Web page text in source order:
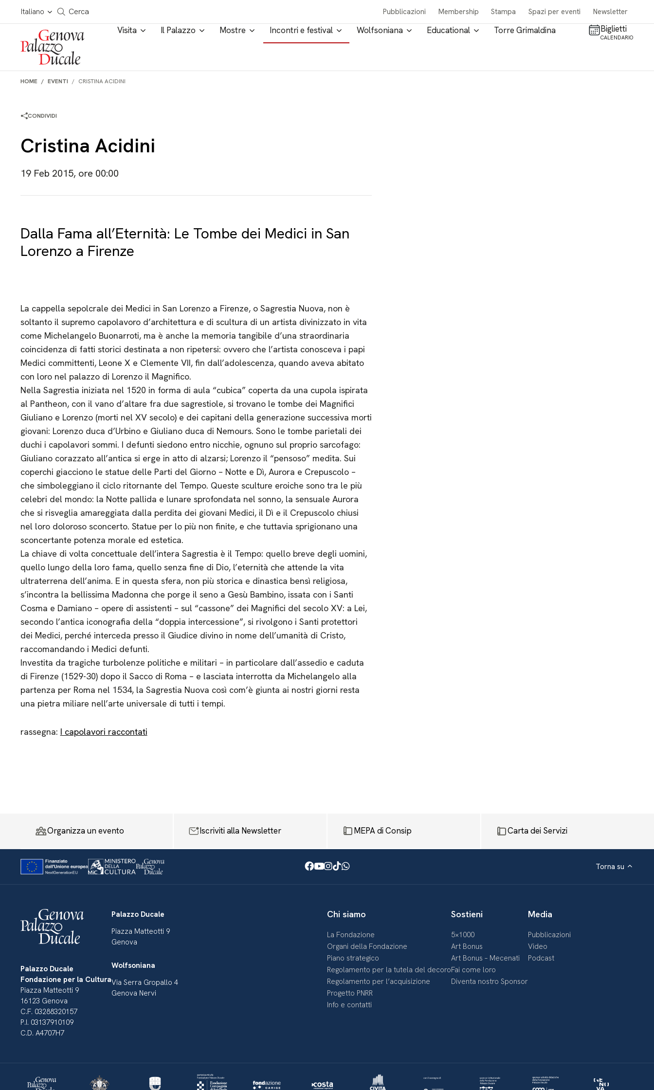
Salta al contenuto
Italiano
Cerca in tutto il sito
Cerca Pubblicazioni Membership Stampa Spazi per eventi Newsletter
Visita Il Palazzo Mostre Incontri e festival Wolfsoniana Educational Torre Grimaldina Biglietti
CALENDARIO
HOME EVENTI CRISTINA ACIDINI
CONDIVIDI
Cristina Acidini
19 Feb 2015, ore 00:00
Dalla Fama all’Eternità: Le Tombe dei Medici in San
Lorenzo a Firenze
La cappella sepolcrale dei Medici in San Lorenzo a Firenze, o Sagrestia Nuova, non è
soltanto il supremo capolavoro d’architettura e di scultura di un artista divinizzato in vita
come Michelangelo Buonarroti, ma è anche la memoria tangibile d’una straordinaria
coincidenza di fatti storici destinata a non ripetersi: ovvero che l’artista conosceva i papi
Medici committenti, Leone X e Clemente VII, fin dall’adolescenza, quando aveva abitato
con loro nel palazzo di Lorenzo il Magnifico.
Nella Sagrestia iniziata nel 1520 in forma di aula “cubica” coperta da una cupola ispirata
al Pantheon, con il vano d’altare fra due sagrestiole, si trovano le tombe dei Magnifici
Giuliano e Lorenzo (morti nel XV secolo) e dei capitani della generazione successiva morti
giovani: Lorenzo duca d’Urbino e Giuliano duca di Nemours. Sono le tombe parietali dei
duchi i capolavori sommi. I defunti siedono entro nicchie, ognuno sul proprio sarcofago:
Giuliano corazzato all’antica si erge in atto di alzarsi; Lorenzo il “pensoso” medita. Sui
coperchi giacciono le statue delle Parti del Giorno – Notte e Dì, Aurora e Crepuscolo –
che simboleggiano il ciclo ritornante del Tempo. Queste sculture eroiche sono tra le più
celebri del mondo: la Notte pallida e lunare sprofondata nel sonno, la sensuale Aurora
che si risveglia amareggiata dalla perdita dei giovani Medici, il Dì e il Crepuscolo chiusi
nel loro doloroso sconcerto. Statue per lo più non finite, e che tuttavia sprigionano una
sconcertante potenza morale ed estetica.
La chiave di volta concettuale dell’intera Sagrestia è il Tempo: quello breve degli uomini,
quello lungo della loro fama, quello senza fine di Dio, l’eternità che attende la vita
ultraterrena dell’anima. E in questa sfera, non più storica e dinastica bensì religiosa,
s’incontra la bellissima Madonna che porge il seno a Gesù Bambino, issata con i Santi
Cosma e Damiano – opere di assistenti – sul “cassone” dei Magnifici del secolo XV: a Lei,
secondo l’antica iconografia della “doppia intercessione”, si rivolgono i Santi protettori
dei Medici, perché interceda presso il Giudice divino in nome dell’umanità di Cristo,
raccomandando i Medici defunti.
Investita da tragiche turbolenze politiche e militari – in particolare dall’assedio e caduta
di Firenze (1529-30) dopo il Sacco di Roma – e lasciata interrotta da Michelangelo alla
partenza per Roma nel 1534, la Sagrestia Nuova così com’è giunta ai nostri giorni resta
una pietra miliare nell’arte universale di tutti i tempi.
rassegna: I capolavori raccontati
Organizza un evento Iscriviti alla Newsletter MEPA di Consip Carta dei Servizi
Facebook
Youtube
Instagram
TikTok
WhatsApp Torna su
Palazzo Ducale
Fondazione per la Cultura
Piazza Matteotti 9
16123 Genova
C.F. 03288320157
P.I. 03137910109
C.D. A4707H7
Palazzo Ducale
Piazza Matteotti 9
Genova
Wolfsoniana
Via Serra Gropallo 4
Genova Nervi
Chi siamo
La Fondazione
Organi della Fondazione
Piano strategico
Regolamento per la tutela del decoro
Regolamento per l’acquisizione
Progetto PNRR
Info e contatti
Sostieni
5×1000
Art Bonus
Art Bonus – Mecenati
Fai come loro
Diventa nostro Sponsor
Media
Pubblicazioni
Video
Podcast